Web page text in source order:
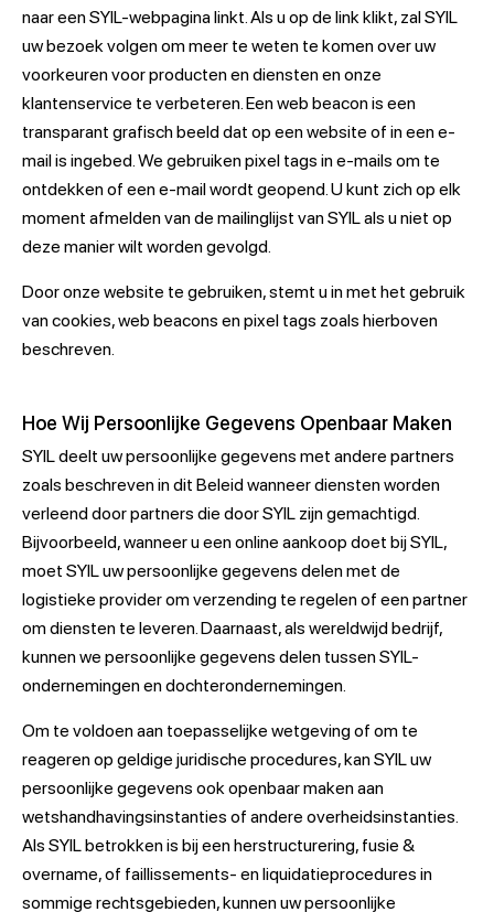
naar een SYIL-webpagina linkt. Als u op de link klikt, zal SYIL
uw bezoek volgen om meer te weten te komen over uw
voorkeuren voor producten en diensten en onze
klantenservice te verbeteren. Een web beacon is een
transparant grafisch beeld dat op een website of in een e-
mail is ingebed. We gebruiken pixel tags in e-mails om te
ontdekken of een e-mail wordt geopend. U kunt zich op elk
moment afmelden van de mailinglijst van SYIL als u niet op
deze manier wilt worden gevolgd.
Door onze website te gebruiken, stemt u in met het gebruik
van cookies, web beacons en pixel tags zoals hierboven
beschreven.
Hoe Wij Persoonlijke Gegevens Openbaar Maken
SYIL deelt uw persoonlijke gegevens met andere partners
zoals beschreven in dit Beleid wanneer diensten worden
verleend door partners die door SYIL zijn gemachtigd.
Bijvoorbeeld, wanneer u een online aankoop doet bij SYIL,
moet SYIL uw persoonlijke gegevens delen met de
logistieke provider om verzending te regelen of een partner
om diensten te leveren. Daarnaast, als wereldwijd bedrijf,
kunnen we persoonlijke gegevens delen tussen SYIL-
ondernemingen en dochterondernemingen.
Om te voldoen aan toepasselijke wetgeving of om te
reageren op geldige juridische procedures, kan SYIL uw
persoonlijke gegevens ook openbaar maken aan
wetshandhavingsinstanties of andere overheidsinstanties.
Als SYIL betrokken is bij een herstructurering, fusie &
overname, of faillissements- en liquidatieprocedures in
sommige rechtsgebieden, kunnen uw persoonlijke